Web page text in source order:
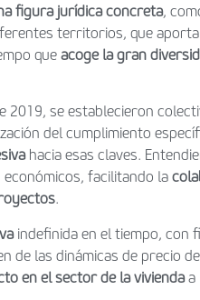
figura jurídica concreta,
territorios, que
que acoge la gran
se establecieron
del cumplimiento
hacia esas claves.
facilitando la
.
indefinida en el tiempo, con
de las dinámicas de precio
en el sector de la viviendaa